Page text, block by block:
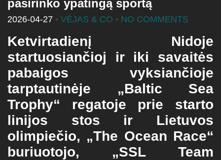
pasirinko ypatingą sportą
2026-04-27 • VĖJAS & CO • NO COMMENTS
Ketvirtadienį Nidoje
startuosiančioj ir iki savaitės
pabaigos vyksiančioje
tarptautinėje „Baltic Sea
Trophy“ regatoje prie starto
linijos stos ir Lietuvos
olimpiečio, „The Ocean Race“
buriuotojo, „SSL Team